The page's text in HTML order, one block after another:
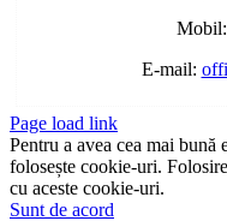
Mobil:
E-mail:
Page load link
Pentru a avea cea mai bună
folosește cookie-uri.
cu aceste cookie-uri.
Sunt de acord